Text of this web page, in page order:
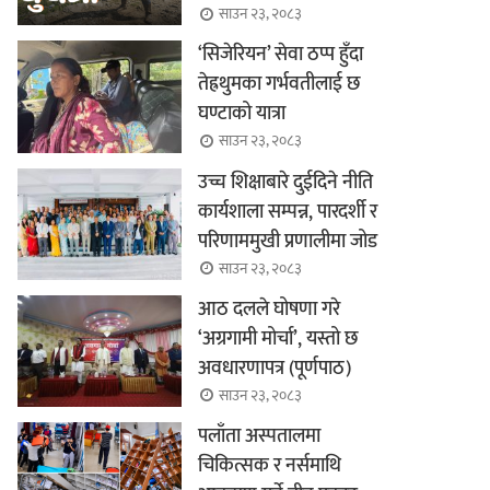
साउन २३, २०८३
‘सिजेरियन’ सेवा ठप्प हुँदा
तेह्रथुमका गर्भवतीलाई छ
घण्टाको यात्रा
साउन २३, २०८३
उच्च शिक्षाबारे दुईदिने नीति
कार्यशाला सम्पन्न, पारदर्शी र
परिणाममुखी प्रणालीमा जोड
साउन २३, २०८३
आठ दलले घोषणा गरे
‘अग्रगामी मोर्चा’, यस्तो छ
अवधारणापत्र (पूर्णपाठ)
साउन २३, २०८३
पलाँता अस्पतालमा
चिकित्सक र नर्समाथि